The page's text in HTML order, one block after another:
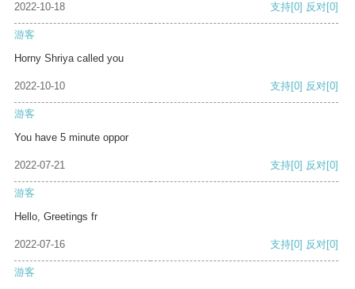
2022-10-18 支持[0] 反对[0]
游客
Horny Shriya called you
2022-10-10 支持[0] 反对[0]
游客
You have 5 minute oppor
2022-07-21 支持[0] 反对[0]
游客
Hello, Greetings fr
2022-07-16 支持[0] 反对[0]
游客